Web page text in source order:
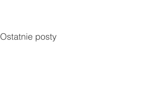
Ostatnie posty